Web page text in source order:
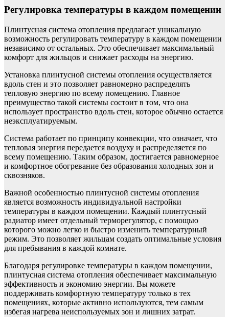
Регулировка температуры в каждом помещении
Плинтусная система отопления предлагает уникальную
возможность регулировать температуру в каждом помещении
независимо от остальных. Это обеспечивает максимальный
комфорт для жильцов и снижает расходы на энергию.
Установка плинтусной системы отопления осуществляется
вдоль стен и это позволяет равномерно распределять
тепловую энергию по всему помещению. Главное
преимущество такой системы состоит в том, что она
использует пространство вдоль стен, которое обычно остается
неэксплуатируемым.
Система работает по принципу конвекции, что означает, что
тепловая энергия передается воздуху и распределяется по
всему помещению. Таким образом, достигается равномерное
и комфортное обогревание без образования холодных зон и
сквозняков.
Важной особенностью плинтусной системы отопления
является возможность индивидуальной настройки
температуры в каждом помещении. Каждый плинтусный
радиатор имеет отдельный терморегулятор, с помощью
которого можно легко и быстро изменить температурный
режим. Это позволяет жильцам создать оптимальные условия
для пребывания в каждой комнате.
Благодаря регулировке температуры в каждом помещении,
плинтусная система отопления обеспечивает максимальную
эффективность и экономию энергии. Вы можете
поддерживать комфортную температуру только в тех
помещениях, которые активно используются, тем самым
избегая нагрева неиспользуемых зон и лишних затрат.